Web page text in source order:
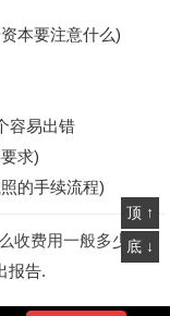
本要注意什么)
容易出错
求)
的手续流程)
收费用一般多少钱?
报告.
顶 ↑
底 ↓